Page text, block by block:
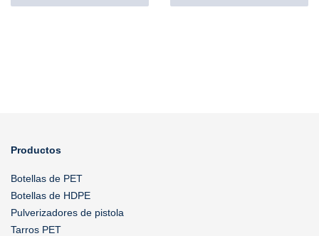
Productos
Botellas de PET
Botellas de HDPE
Pulverizadores de pistola
Tarros PET